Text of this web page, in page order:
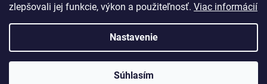
zlepšovali jej funkcie, výkon a použiteľnosť. Viac informácií
Nastavenie
Súhlasím
Vytvoril Shoptet
lux-presov.sk. Všetky práva vyhradené.